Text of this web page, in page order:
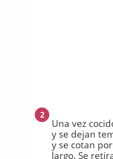
2
Una vez
y se dejan
y se cotan
largo. Se